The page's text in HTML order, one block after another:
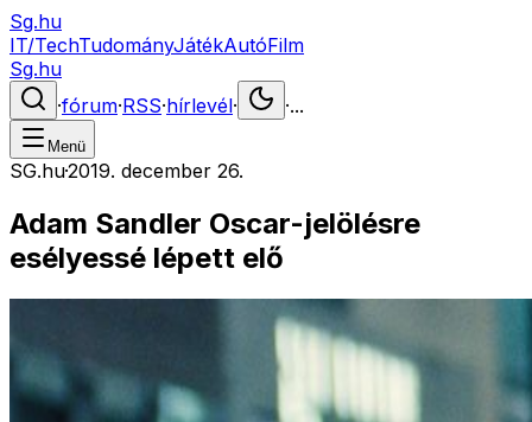
Sg.hu
IT/TechTudományJátékAutóFilm
Sg.hu
·fórum·RSS·hírlevél· ·...
Menü
SG.hu·2019. december 26.
Adam Sandler Oscar-jelölésre
esélyessé lépett elő